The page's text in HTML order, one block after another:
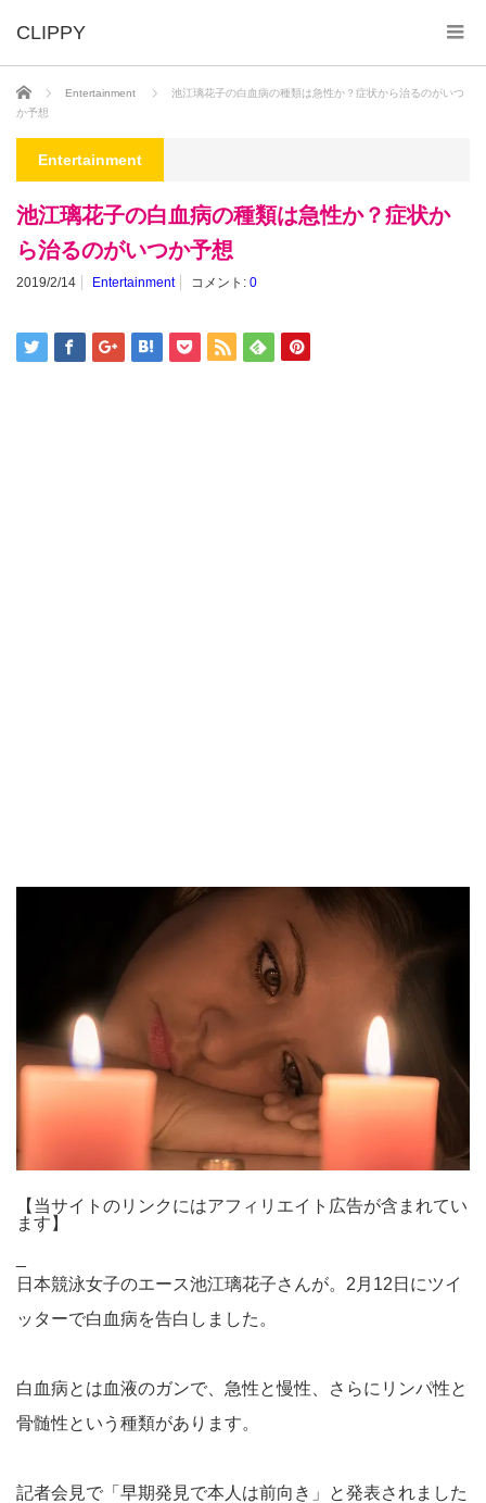
ホーム Entertainment
池江璃花子の白血病の種類は急性か？症状から治るのがいつ
か予想
Entertainment
池江璃花子の白血病の種類は急性か？症状か
ら治るのがいつか予想
2019/2/14 Entertainment コメント: 0
【当サイトのリンクにはアフィリエイト広告が含まれてい
ます】
日本競泳女子のエース池江璃花子さんが。2月12日にツイ
ッターで白血病を告白しました。
白血病とは血液のガンで、急性と慢性、さらにリンパ性と
骨髄性という種類があります。
記者会見で「早期発見で本人は前向き」と発表されました